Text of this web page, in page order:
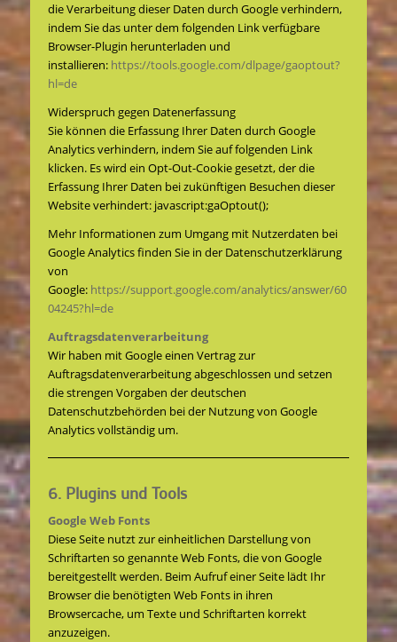
die Verarbeitung dieser Daten durch Google verhindern,
indem Sie das unter dem folgenden Link verfügbare
Browser-Plugin herunterladen und
installieren: https://tools.google.com/dlpage/gaoptout?
hl=de
Widerspruch gegen Datenerfassung
Sie können die Erfassung Ihrer Daten durch Google
Analytics verhindern, indem Sie auf folgenden Link
klicken. Es wird ein Opt-Out-Cookie gesetzt, der die
Erfassung Ihrer Daten bei zukünftigen Besuchen dieser
Website verhindert: javascript:gaOptout();
Mehr Informationen zum Umgang mit Nutzerdaten bei
Google Analytics finden Sie in der Datenschutzerklärung
von
Google: https://support.google.com/analytics/answer/60
04245?hl=de
Auftragsdatenverarbeitung
Wir haben mit Google einen Vertrag zur
Auftragsdatenverarbeitung abgeschlossen und setzen
die strengen Vorgaben der deutschen
Datenschutzbehörden bei der Nutzung von Google
Analytics vollständig um.
6. Plugins und Tools
Google Web Fonts
Diese Seite nutzt zur einheitlichen Darstellung von
Schriftarten so genannte Web Fonts, die von Google
bereitgestellt werden. Beim Aufruf einer Seite lädt Ihr
Browser die benötigten Web Fonts in ihren
Browsercache, um Texte und Schriftarten korrekt
anzuzeigen.